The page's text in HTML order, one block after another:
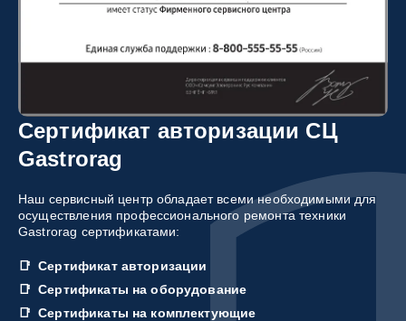
Сертификат авторизации СЦ
Gastrorag
Наш сервисный центр обладает всеми необходимыми для
осуществления профессионального ремонта техники
Gastrorag сертификатами:
Сертификат авторизации
Сертификаты на оборудование
Сертификаты на комплектующие